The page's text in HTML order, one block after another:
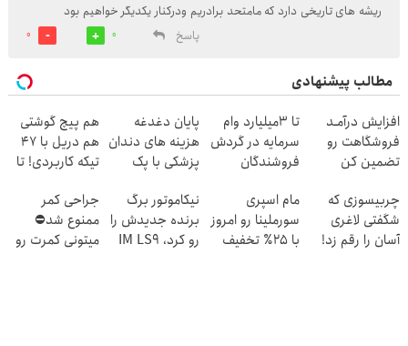
ریشه های تاریخی دارد که مامتحد برادریم ودرکنار یکدیگر خواهیم بود
پاسخ
0
0
مطالب پیشنهادی
افزایش درآمـد
فروشگاهت رو
تضمین کن
تا 3میلیارد وام
سرمایه در گردش
فروشندگان
پایان دغدغه
هزینه های دندان
پزشکی با پک
خانگی
هم پیچ گوشتی
هم دریل با 47
تیکه کاربردی! تا
بخرش!🔥
چربیسوزی که
شگفتی لاغری
آسان را رقم زد!
مام اسپری
سورملینا رو امروز
با ۲۵٪ تخفیف
نیکاموتور برگ
برنده جدیدش را
رو کرد، IM LS9
جراحی کمر
ممنوع شد⛔
میتونی کمرت رو